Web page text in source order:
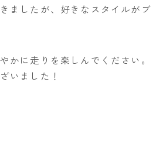
ましたが、好きなスタイルがブ
かに走りを楽しんでください。
いました！